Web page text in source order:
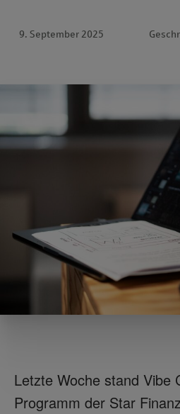
9. September 2025
Letzte Woche stand Vibe
Programm der Star